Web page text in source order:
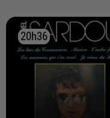
20h36
20h36